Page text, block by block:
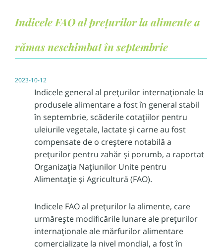
Indicele FAO al prețurilor la alimente a
rămas neschimbat în septembrie
2023-10-12
Indicele general al prețurilor internaționale la
produsele alimentare a fost în general stabil
în septembrie, scăderile cotațiilor pentru
uleiurile vegetale, lactate și carne au fost
compensate de o creștere notabilă a
prețurilor pentru zahăr și porumb, a raportat
Organizația Națiunilor Unite pentru
Alimentație și Agricultură (FAO).
Indicele FAO al prețurilor la alimente, care
urmărește modificările lunare ale prețurilor
internaționale ale mărfurilor alimentare
comercializate la nivel mondial, a fost în